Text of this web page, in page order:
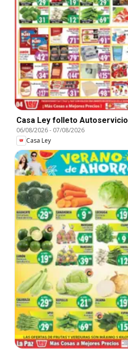
Casa Ley folleto Autoservicio
06/08/2026- 07/08/2026
Casa Ley